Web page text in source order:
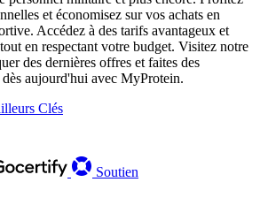
et économisez sur vos achats en
Accédez à des tarifs avantageux et
en respectant votre budget. Visitez notre
des dernières offres et faites des
aujourd'hui avec MyProtein.
Clés
Soutien